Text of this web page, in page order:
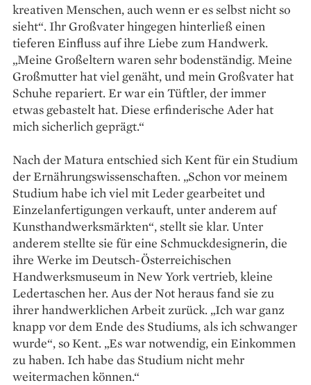
kreativen Menschen, auch wenn er es selbst nicht so
sieht“. Ihr Großvater hingegen hinterließ einen
tieferen Einfluss auf ihre Liebe zum Handwerk.
„Meine Großeltern waren sehr bodenständig. Meine
Großmutter hat viel genäht, und mein Großvater hat
Schuhe repariert. Er war ein Tüftler, der immer
etwas gebastelt hat. Diese erfinderische Ader hat
mich sicherlich geprägt.“
Nach der Matura entschied sich Kent für ein Studium
der Ernährungswissenschaften. „Schon vor meinem
Studium habe ich viel mit Leder gearbeitet und
Einzelanfertigungen verkauft, unter anderem auf
Kunsthandwerksmärkten“, stellt sie klar. Unter
anderem stellte sie für eine Schmuckdesignerin, die
ihre Werke im Deutsch-Österreichischen
Handwerksmuseum in New York vertrieb, kleine
Ledertaschen her. Aus der Not heraus fand sie zu
ihrer handwerklichen Arbeit zurück. „Ich war ganz
knapp vor dem Ende des Studiums, als ich schwanger
wurde“, so Kent. „Es war notwendig, ein Einkommen
zu haben. Ich habe das Studium nicht mehr
weitermachen können.“